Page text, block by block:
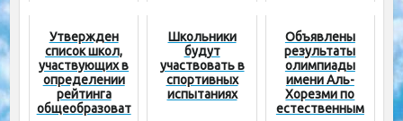
Утвержден
список школ,
участвующих в
определении
рейтинга
общеобразоват
Школьники
будут
участвовать в
спортивных
испытаниях
Объявлены
результаты
олимпиады
имени Аль-
Хорезми по
естественным